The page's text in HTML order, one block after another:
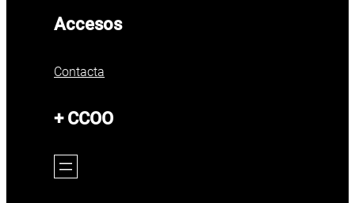
Accesos
Contacta
+ CCOO